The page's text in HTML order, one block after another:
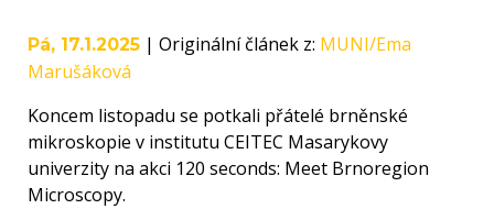
Pá, 17.1.2025 | Originální článek z: MUNI/Ema
Marušáková
Koncem listopadu se potkali přátelé brněnské
mikroskopie v institutu CEITEC Masarykovy
univerzity na akci 120 seconds: Meet Brnoregion
Microscopy.